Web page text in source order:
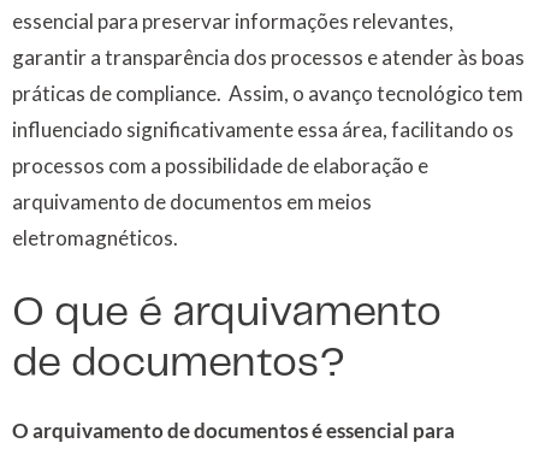
essencial para preservar informações relevantes,
garantir a transparência dos processos e atender às boas
práticas de compliance. Assim, o avanço tecnológico tem
influenciado significativamente essa área, facilitando os
processos com a possibilidade de elaboração e
arquivamento de documentos em meios
eletromagnéticos.
O que é arquivamento
de documentos?
O arquivamento de documentos é essencial para